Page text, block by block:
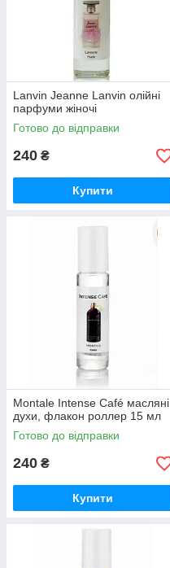
Lanvin Jeanne Lanvin олійні
парфуми жіночі
Готово до відправки
240 ₴
Купити
Montale Intense Café масляні
духи, флакон роллер 15 мл
Готово до відправки
240 ₴
Купити